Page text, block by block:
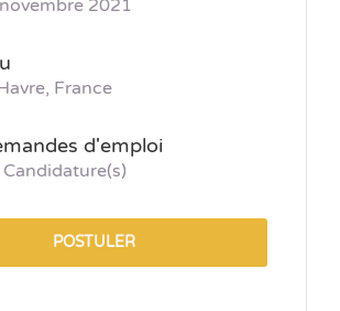
2021
France
d'emploi
Candidature(s)
POSTULER